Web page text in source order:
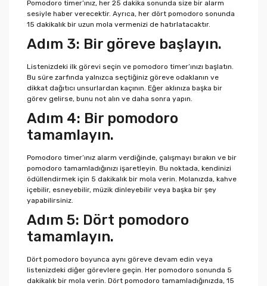
Pomodoro timer’ınız, her 25 dakika sonunda size bir alarm
sesiyle haber verecektir. Ayrıca, her dört pomodoro sonunda
15 dakikalık bir uzun mola vermenizi de hatırlatacaktır.
Adım 3: Bir göreve başlayın.
Listenizdeki ilk görevi seçin ve pomodoro timer’ınızı başlatın.
Bu süre zarfında yalnızca seçtiğiniz göreve odaklanın ve
dikkat dağıtıcı unsurlardan kaçının. Eğer aklınıza başka bir
görev gelirse, bunu not alın ve daha sonra yapın.
Adım 4: Bir pomodoro
tamamlayın.
Pomodoro timer’ınız alarm verdiğinde, çalışmayı bırakın ve bir
pomodoro tamamladığınızı işaretleyin. Bu noktada, kendinizi
ödüllendirmek için 5 dakikalık bir mola verin. Molanızda, kahve
içebilir, esneyebilir, müzik dinleyebilir veya başka bir şey
yapabilirsiniz.
Adım 5: Dört pomodoro
tamamlayın.
Dört pomodoro boyunca aynı göreve devam edin veya
listenizdeki diğer görevlere geçin. Her pomodoro sonunda 5
dakikalık bir mola verin. Dört pomodoro tamamladığınızda, 15